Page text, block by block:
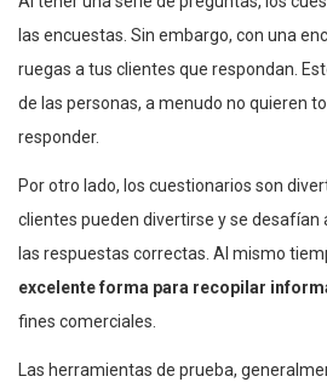
las encuestas. Sin embargo, con una
ruegas a tus clientes que respondan.
de las personas, a menudo no quieren
responder.
Por otro lado, los cuestionarios son
clientes pueden divertirse y se desafían
las respuestas correctas. Al mismo
excelente forma para recopilar
fines comerciales.
Las herramientas de prueba,